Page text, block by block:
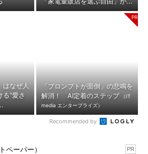
はなぜ人
“愛さ
「プロンプトが面倒」の悲鳴を
解消！ AI定着のステップ
（IT
media エンタープライズ）
Recommended by
ペーパー） PR